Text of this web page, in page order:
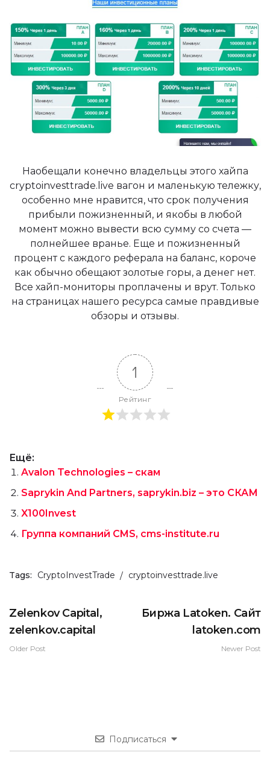
Наобещали конечно владельцы этого хайпа
cryptoinvesttrade.live вагон и маленькую тележку,
особенно мне нравится, что срок получения
прибыли пожизненный, и якобы в любой
момент можно вывести всю сумму со счета —
полнейшее вранье. Еще и пожизненный
процент с каждого реферала на баланс, короче
как обычно обещают золотые горы, а денег нет.
Все хайп-мониторы проплачены и врут. Только
на страницах нашего ресурса самые правдивые
обзоры и отзывы.
1
Рейтинг
Ещё:
Avalon Technologies – скам
Saprykin And Partners, saprykin.biz – это СКАМ
X100Invest
Группа компаний CMS, cms-institute.ru
Tags: CryptoInvestTrade cryptoinvesttrade.live
Zelenkov Capital,
zelenkov.capital
Older Post
Биржа Latoken. Сайт
latoken.com
Newer Post
Подписаться